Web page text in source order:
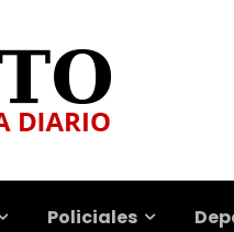
Policiales